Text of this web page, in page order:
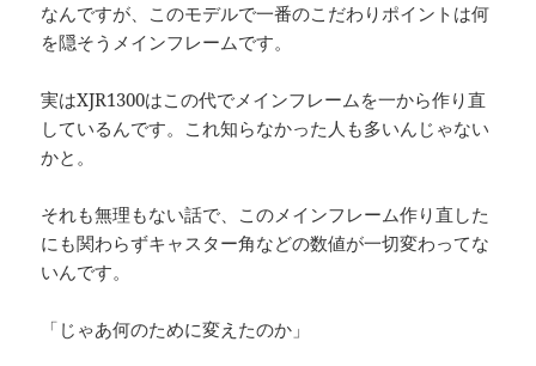
なんですが、このモデルで一番のこだわりポイントは何
を隠そうメインフレームです。
実はXJR1300はこの代でメインフレームを一から作り直
しているんです。これ知らなかった人も多いんじゃない
かと。
それも無理もない話で、このメインフレーム作り直した
にも関わらずキャスター角などの数値が一切変わってな
いんです。
「じゃあ何のために変えたのか」